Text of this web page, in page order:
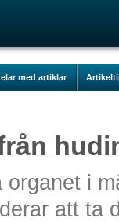
med artiklar
i
att ta